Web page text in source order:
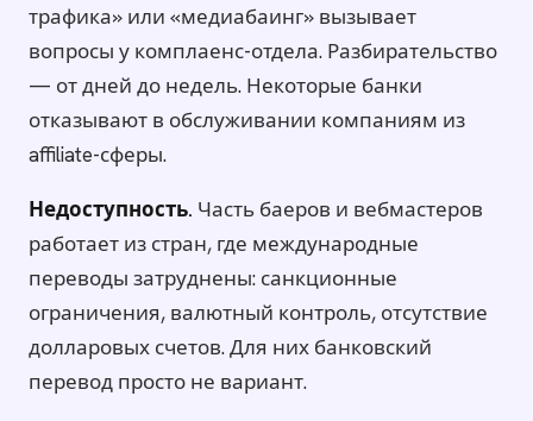
трафика» или «медиабаинг» вызывает
вопросы у комплаенс-отдела. Разбирательство
— от дней до недель. Некоторые банки
отказывают в обслуживании компаниям из
affiliate-сферы.
Недоступность. Часть баеров и вебмастеров
работает из стран, где международные
переводы затруднены: санкционные
ограничения, валютный контроль, отсутствие
долларовых счетов. Для них банковский
перевод просто не вариант.